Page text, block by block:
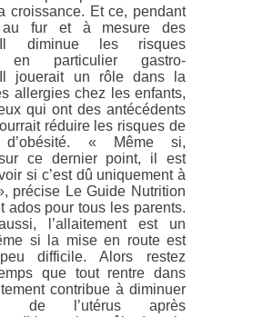
croissance. Et ce, pendant
fur et à mesure des
Il diminue les risques
en particulier gastro-
Il jouerait un rôle dans la
allergies chez les enfants,
qui ont des antécédents
réduire les risques de
« Même si,
sur ce dernier point, il est
si c’est dû uniquement à
précise Le Guide Nutrition
ados pour tous les parents.
l’allaitement est un
si la mise en route est
difficile. Alors restez
que tout rentre dans
contribue à diminuer
de l’utérus après